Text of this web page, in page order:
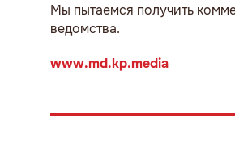
Мы пытаемся получить
ведомства.
www.md.kp.media